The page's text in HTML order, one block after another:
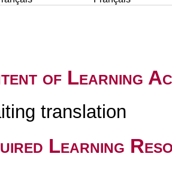
of Learning
translation
Learning